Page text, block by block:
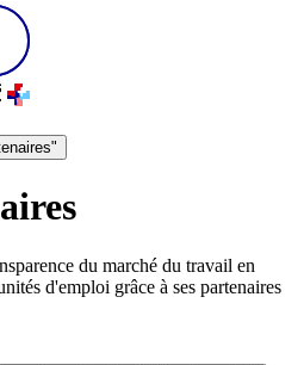
du marché du travail en
d'emploi grâce à ses partenaires